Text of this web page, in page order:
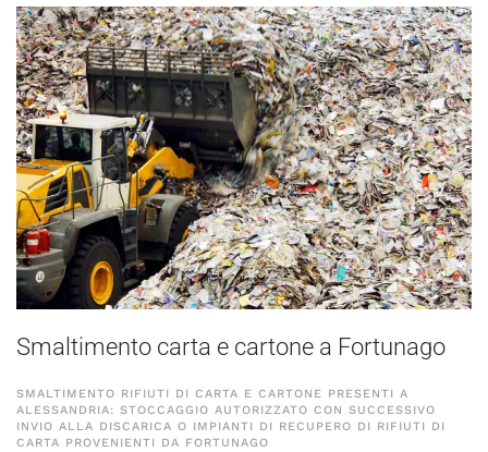
Smaltimento carta e cartone a Fortunago
SMALTIMENTO RIFIUTI DI CARTA E CARTONE PRESENTI A
ALESSANDRIA: STOCCAGGIO AUTORIZZATO CON SUCCESSIVO
INVIO ALLA DISCARICA O IMPIANTI DI RECUPERO DI RIFIUTI DI
CARTA PROVENIENTI DA FORTUNAGO